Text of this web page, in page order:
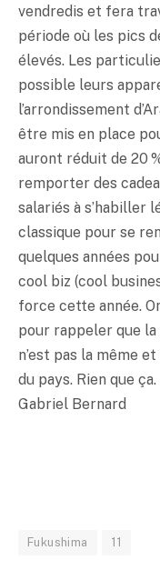
vendredis et fera
période où les pics
élevés. Les
possible leurs
l’arrondissement
être mis en place
auront réduit de 20
remporter des
salariés à s’habiller
classique pour se
quelques années
cool biz (cool
force cette année.
pour rappeler que
n’est pas la même
du pays. Rien que ça.
Gabriel Bernard
Fukushima 11